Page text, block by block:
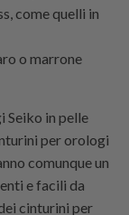
come quelli in
o marrone
Seiko in pelle
per orologi
comunque un
e facili da
cinturini per